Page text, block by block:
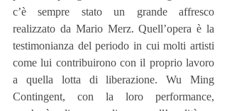
c’è sempre stato un grande affresco
realizzato da Mario Merz. Quell’opera è la
testimonianza del periodo in cui molti artisti
come lui contribuirono con il proprio lavoro
a quella lotta di liberazione. Wu Ming
Contingent, con la loro performance,